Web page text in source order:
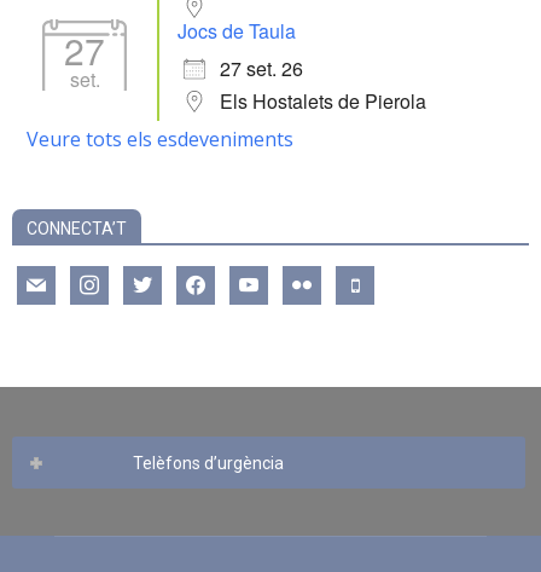
27
set.
Jocs de Taula
27 set. 26
Els Hostalets de Pierola
Veure tots els esdeveniments
CONNECTA’T
mail instagramtwitter facebookyoutube flickr mobile
Telèfons d’urgència